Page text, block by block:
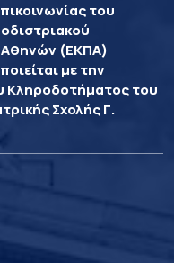
του
Αθηνών (ΕΚΠΑ)
με την
Κληροδοτήματος του
Σχολής Γ.